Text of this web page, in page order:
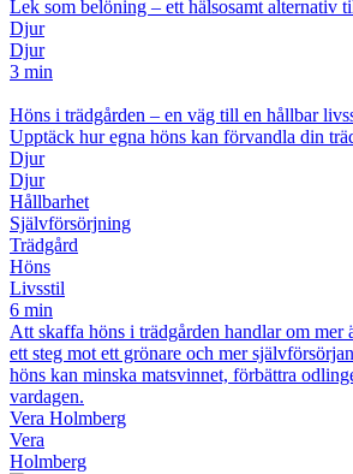
Lek som belöning – ett hälsosamt alternativ
Djur
Djur
3 min
Höns i trädgården – en väg till en hållbar
Upptäck hur egna höns kan förvandla din
Djur
Djur
Hållbarhet
Självförsörjning
Trädgård
Höns
Livsstil
6 min
Att skaffa höns i trädgården handlar om mer
ett steg mot ett grönare och mer
höns kan minska matsvinnet, förbättra
vardagen.
Vera Holmberg
Vera
Holmberg